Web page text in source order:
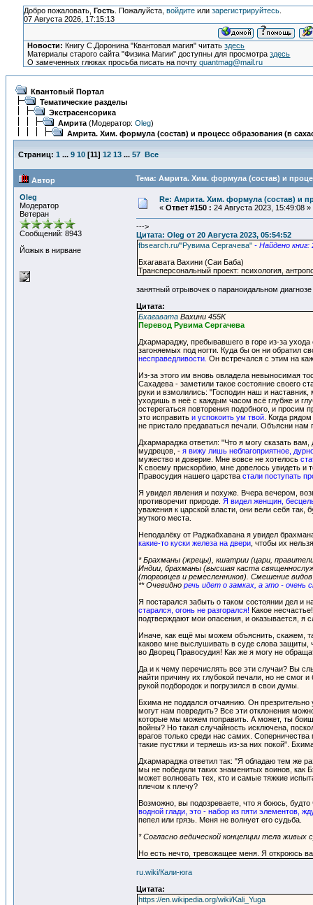
Добро пожаловать, Гость. Пожалуйста, войдитеили зарегистрируйтесь.
07 Августа 2026, 17:15:13
Новости: Книгу С.Доронина "Квантовая магия" читатьздесь
Материалы старого сайта "Физика Магии" доступны для просмотраздесь
О замеченных глюках просьба писать на почтуquantmag@mail.ru
Квантовый Портал
Тематические разделы
Экстрасенсорика
Амрита (Модератор: Oleg)
Амрита. Хим. формула (состав) и процесс образования (в
Страниц: 1 ... 9 10 [11] 12 13 ... 57 Все
Автор Тема: Амрита. Хим. формула (состав) и
Oleg
Модератор
Ветеран
Сообщений: 8943
Йожык в нирване
Re: Амрита. Хим. формула (состав) и
« Ответ #150 : 24 Августа 2023, 15:49:08 »
--->
Цитата: Oleg от 20 Августа 2023, 05:54:52
fbsearch.ru/"Рувима Сергачева" - Найдено книг:
Бхагавата Вахини (Саи Баба)
Трансперсональный проект: психология,
занятный отрывочек о параноидальном
Цитата:
Бхагавата Вахини 455K
Перевод Рувима Сергачева
Дхармараджу, пребывавшего в горе из-за
загоняемых под ногти. Куда бы он ни обратил
несправедливости. Он встречался с этим на
Из-за этого им вновь овладела невыносимая
Сахадева - заметили такое состояние своего
руки и взмолились: "Господин наш и
уходишь в неё с каждым часом всё глубже и
остерегаться повторения подобного, и
это исправить и успокоить ум твой.
Когда
не пристало предаваться печали. Объясни нам
Дхармараджа ответил: "Что я могу сказать
мудрецов, - я вижу лишь неблагоприятное,
мужество и доверие. Мне вовсе не хотелось
К своему прискорбию, мне довелось увидеть и
Правосудия нашего царства стали поступать
Я увидел явления и похуже. Вчера вечером,
противоречит природе. Я видел женщин,
уважения к царской власти, они вели себя
жуткого места.
Неподалёку от Раджабхавана я увидел
какие-то куски железа на двери , чтобы их
* Брахманы (жрецы), кшатрии (цари,
Индии, брахманы (высшая каста
(торговцев и ремесленников). Смешение
** Очевидно речь идет о замках, а это -
Я постарался забыть о таком состоянии дел и
старался, огонь не разгорался! Какое
подтверждают мои опасения, и оказывается, я
Иначе, как ещё мы можем объяснить, скажем,
каково мне выслушивать в суде слова защиты,
во Дворец Правосудия! Как же я могу не
Да и к чему перечислять все эти случаи? Вы
найти причину их глубокой печали, но не смог
рукой подбородок и погрузился в свои думы.
Бхима не поддался отчаянию. Он
могут нам повредить? Все эти отклонения
которые мы можем поправить. А может, ты
войны? Но такая случайность исключена,
врагов только среди нас самих.
такие пустяки и теряешь из-за них покой".
Дхармараджа ответил так: "Я обладаю тем же
мы не победили таких знаменитых воинов, как
может волновать тех, кто и самые тяжкие
плечом к плечу?
Возможно, вы подозреваете, что я боюсь,
водной глади, это - набор из пяти элементов,
пепел или грязь. Меня не волнует его судьба.
* Согласно ведической концепции тела
Но есть нечто, тревожащее меня. Я откроюсь
ru.wiki/Кали-юга
Цитата:
https://en.wikipedia.org/wiki/Kali_Yuga